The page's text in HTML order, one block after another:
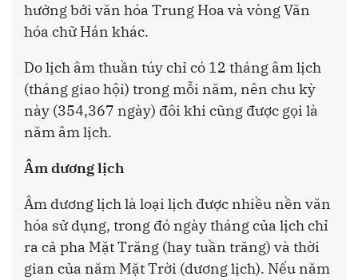
hưởng bởi văn hóa Trung Hoa và vòng Văn
hóa chữ Hán khác.
Do lịch âm thuần túy chỉ có 12 tháng âm lịch
(tháng giao hội) trong mỗi năm, nên chu kỳ
này (354,367 ngày) đôi khi cũng được gọi là
năm âm lịch.
Âm dương lịch
Âm dương lịch là loại lịch được nhiều nền văn
hóa sử dụng, trong đó ngày tháng của lịch chỉ
ra cả pha Mặt Trăng (hay tuần trăng) và thời
gian của năm Mặt Trời (dương lịch). Nếu năm